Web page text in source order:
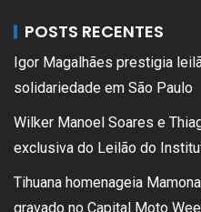
POSTS RECENTES
Igor Magalhães prestigia
solidariedade em São Paulo
Wilker Manoel Soares e
exclusiva do Leilão do
Tihuana homenageia
gravado no Capital Moto